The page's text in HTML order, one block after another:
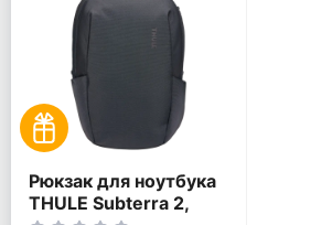
Рюкзак для ноутбука
THULE Subterra 2,